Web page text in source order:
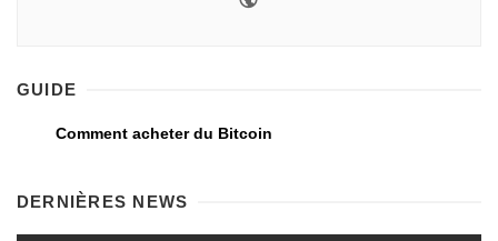
GUIDE
Comment acheter du Bitcoin
DERNIÈRES NEWS